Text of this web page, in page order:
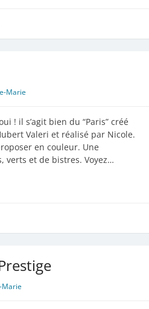
Marie
! il s’agit bien du “Paris” créé
Valeri et réalisé par Nicole.
en couleur. Une
verts et de bistres. Voyez…
Marie